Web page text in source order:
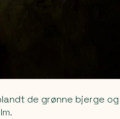
de grønne bjerge og